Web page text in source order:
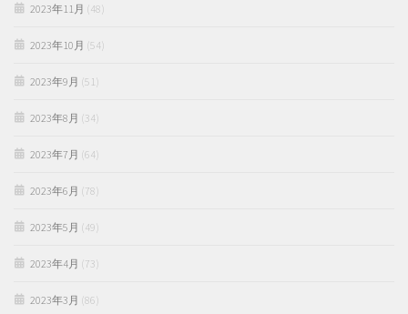
2023年11月 (48)
2023年10月 (54)
2023年9月 (51)
2023年8月 (34)
2023年7月 (64)
2023年6月 (78)
2023年5月 (49)
2023年4月 (73)
2023年3月 (86)